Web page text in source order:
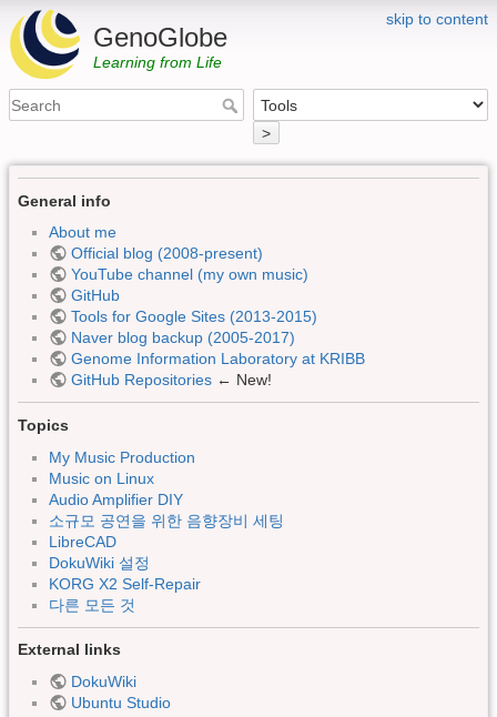
skip to content
GenoGlobe
Learning from Life
>
General info
About me
Official blog (2008-present)
YouTube channel (my own music)
GitHub
Tools for Google Sites (2013-2015)
Naver blog backup (2005-2017)
Genome Information Laboratory at KRIBB
GitHub Repositories← New!
Topics
My Music Production
Music on Linux
Audio Amplifier DIY
소규모 공연을 위한 음향장비 세팅
LibreCAD
DokuWiki 설정
KORG X2 Self-Repair
다른 모든 것
External links
DokuWiki
Ubuntu Studio